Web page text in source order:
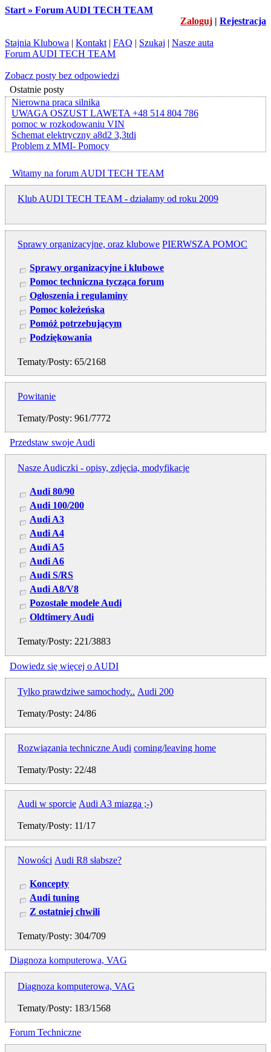
Start » Forum AUDI TECH TEAM
Zaloguj | Rejestracja
Stajnia Klubowa | Kontakt | FAQ | Szukaj | Nasze auta
Forum AUDI TECH TEAM
Zobacz posty bez odpowiedzi
Ostatnie posty
Nierowna praca silnika
UWAGA OSZUST LAWETA +48 514 804 786
pomoc w rozkodowaniu VIN
Schemat elektryczny a8d2 3,3tdi
Problem z MMI- Pomocy
Witamy na forum AUDI TECH TEAM
Klub AUDI TECH TEAM - działamy od roku 2009
Sprawy organizacyjne, oraz klubowe PIERWSZA POMOC
Sprawy organizacyjne i klubowe
Pomoc techniczna tycząca forum
Ogłoszenia i regulaminy
Pomoc koleżeńska
Pomóż potrzebującym
Podziękowania
Tematy/Posty: 65/2168
Powitanie
Tematy/Posty: 961/7772
Przedstaw swoje Audi
Nasze Audiczki - opisy, zdjęcia, modyfikacje
Audi 80/90
Audi 100/200
Audi A3
Audi A4
Audi A5
Audi A6
Audi S/RS
Audi A8/V8
Pozostałe modele Audi
Oldtimery Audi
Tematy/Posty: 221/3883
Dowiedz się więcej o AUDI
Tylko prawdziwe samochody.. Audi 200
Tematy/Posty: 24/86
Rozwiązania techniczne Audi coming/leaving home
Tematy/Posty: 22/48
Audi w sporcie Audi A3 miazga ;-)
Tematy/Posty: 11/17
Nowości Audi R8 słabsze?
Koncepty
Audi tuning
Z ostatniej chwili
Tematy/Posty: 304/709
Diagnoza komputerowa, VAG
Diagnoza komputerowa, VAG
Tematy/Posty: 183/1568
Forum Techniczne